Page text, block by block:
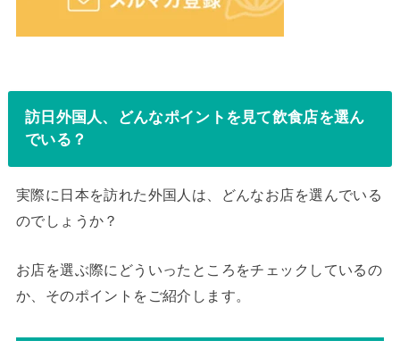
訪日外国人、どんなポイントを見て飲食店を選ん
でいる？
実際に日本を訪れた外国人は、どんなお店を選んでいる
のでしょうか？
お店を選ぶ際にどういったところをチェックしているの
か、そのポイントをご紹介します。